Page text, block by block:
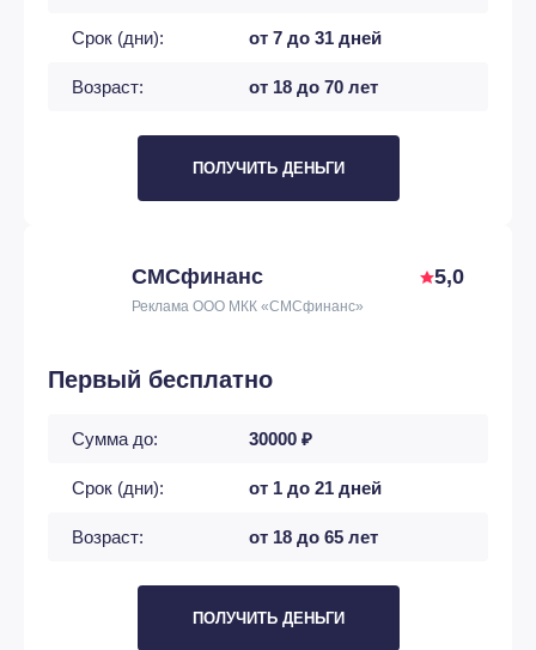
Срок (дни): от 7 до 31 дней
Возраст: от 18 до 70 лет
ПОЛУЧИТЬ ДЕНЬГИ
СМСфинанс 5,0
Реклама ООО МКК «СМСфинанс»
Первый бесплатно
Сумма до: 30000 ₽
Срок (дни): от 1 до 21 дней
Возраст: от 18 до 65 лет
ПОЛУЧИТЬ ДЕНЬГИ